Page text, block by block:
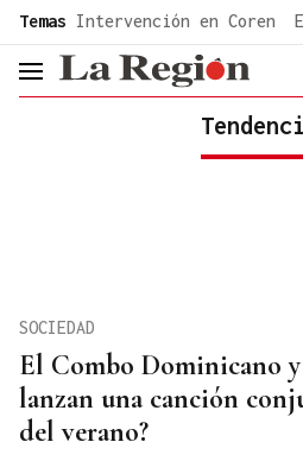
common.go-to-content
Temas Intervención en Coren
header.menu.open
El Combo Dominicano
lanzan una canción
del verano?
SOCIEDAD